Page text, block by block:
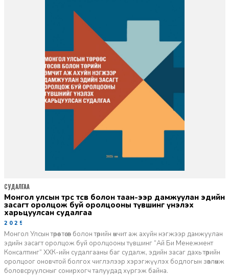
монгол улсын төрөөс төсөв болон төаан-ээр дамжуулан эдийн
засагт оролцож буй оролцооны түвшинг үнэлэх
харьцуулсан судалгаа
2025-11-12
Монгол Улсын төрөөс төсөв болон төрийн өмчит аж ахуйн нэгжээр дамжуулан
эдийн засагт оролцож буй оролцооны түвшинг “Ай Би Менежмент
Консалтинг” ХХК-ийн судалгааны баг судалж, эдийн засаг дахь төрийн
оролцоог оновчтой болгох чиглэлээр хэрэгжүүлэх бодлогын зөвлөмж
боловсруулсныг сонирхогч талуудад хүргэж байна.
СУДАЛГАА